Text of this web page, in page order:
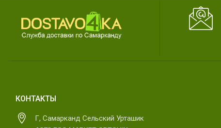
КОНТАКТЫ
Г, Самарканд Сельский Урташик